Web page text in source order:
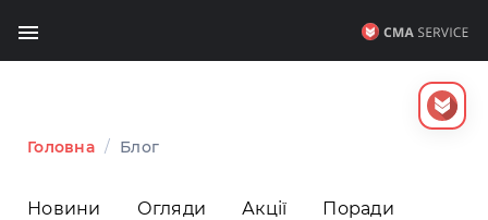
Головна / Блог
Новини Огляди Акції
Поради